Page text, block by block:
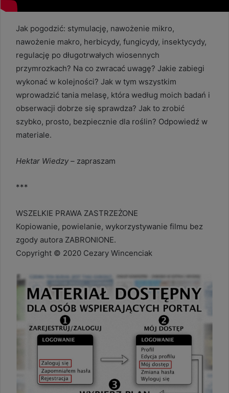
Jak pogodzić: stymulację, nawożenie mikro,
nawożenie makro, herbicydy, fungicydy, insektycydy,
regulację po długotrwałych wiosennych
przymrozkach? Na co zwracać uwagę? Jakie zabiegi
wykonać w kolejności? Jak w tym wszystkim
wprowadzić tania melasę, która według moich badań i
obserwacji dobrze się sprawdza? Jak to zrobić
szybko, prosto, bezpiecznie dla roślin? Odpowiedź w
materiale.
Hektar Wiedzy – zapraszam
***
WSZELKIE PRAWA ZASTRZEŻONE
Kopiowanie, powielanie, wykorzystywanie filmu bez
zgody autora ZABRONIONE.
Copyright © 2020 Cezary Wincenciak